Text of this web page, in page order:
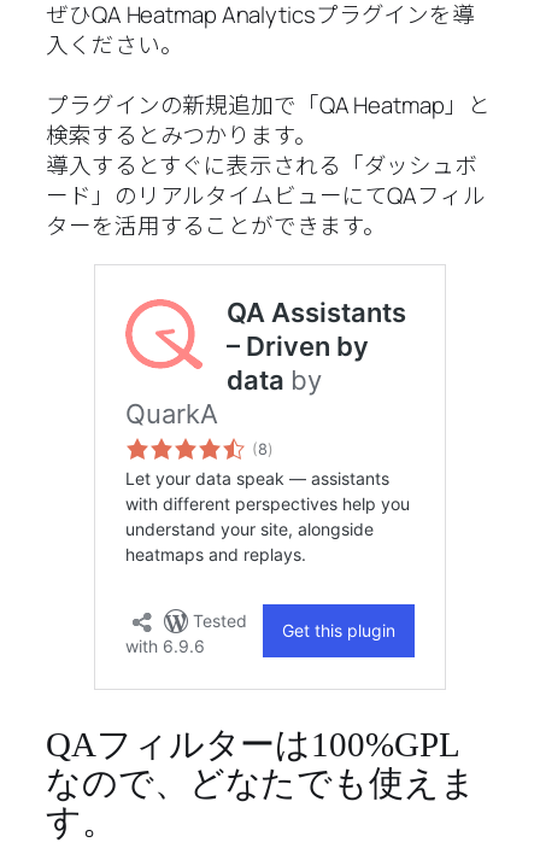
ぜひQA Heatmap Analyticsプラグインを導
入ください。
プラグインの新規追加で「QA Heatmap」と
検索するとみつかります。
導入するとすぐに表示される「ダッシュボ
ード」のリアルタイムビューにてQAフィル
ターを活用することができます。
QAフィルターは100%GPL
なので、どなたでも使えま
す。